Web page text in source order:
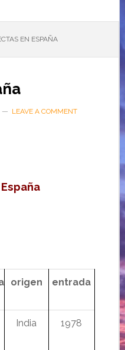
EN ESPAÑA
LEAVE A COMMENT
origen entrada
India 1978